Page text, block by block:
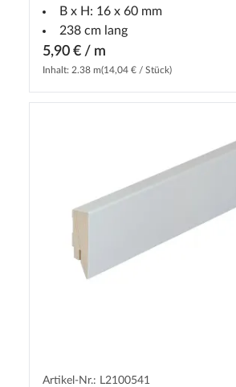
B x H: 16 x 60 mm
238 cm lang
5,90 € / m
Inhalt: 2.38 m(14,04 € / Stück)
Artikel-Nr.: L2100541